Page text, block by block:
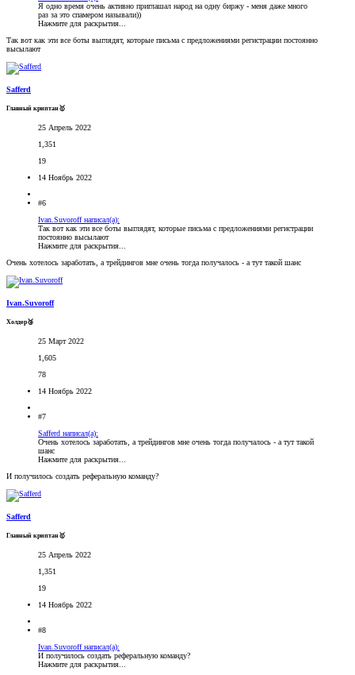
Я одно время очень активно приглашал народ на одну биржу - меня даже много
раз за это спамером называли))
Нажмите для раскрытия...
Так вот как эти все боты выглядят, которые письма с предложениями регистрации постоянно
высылают
Safferd
Главный криптан🥇
25 Апрель 2022
1,351
19
14 Ноябрь 2022
#6
Ivan.Suvoroff написал(а):
Так вот как эти все боты выглядят, которые письма с предложениями регистрации
постоянно высылают
Нажмите для раскрытия...
Очень хотелось заработать, а трейдингов мне очень тогда получалось - а тут такой шанс
Ivan.Suvoroff
Холдер🥉
25 Март 2022
1,605
78
14 Ноябрь 2022
#7
Safferd написал(а):
Очень хотелось заработать, а трейдингов мне очень тогда получалось - а тут такой
шанс
Нажмите для раскрытия...
И получилось создать реферальную команду?
Safferd
Главный криптан🥇
25 Апрель 2022
1,351
19
14 Ноябрь 2022
#8
Ivan.Suvoroff написал(а):
И получилось создать реферальную команду?
Нажмите для раскрытия...